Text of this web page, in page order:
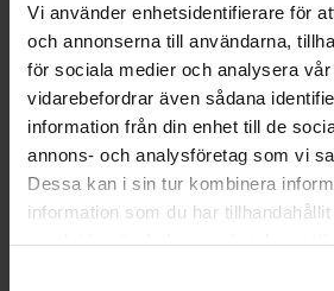
Vi använder enhetsidentifierare för
och annonserna till användarna,
för sociala medier och analysera
vidarebefordrar även sådana
information från din enhet till de
annons- och analysföretag som vi
Dessa kan i sin tur kombinera
information som du har